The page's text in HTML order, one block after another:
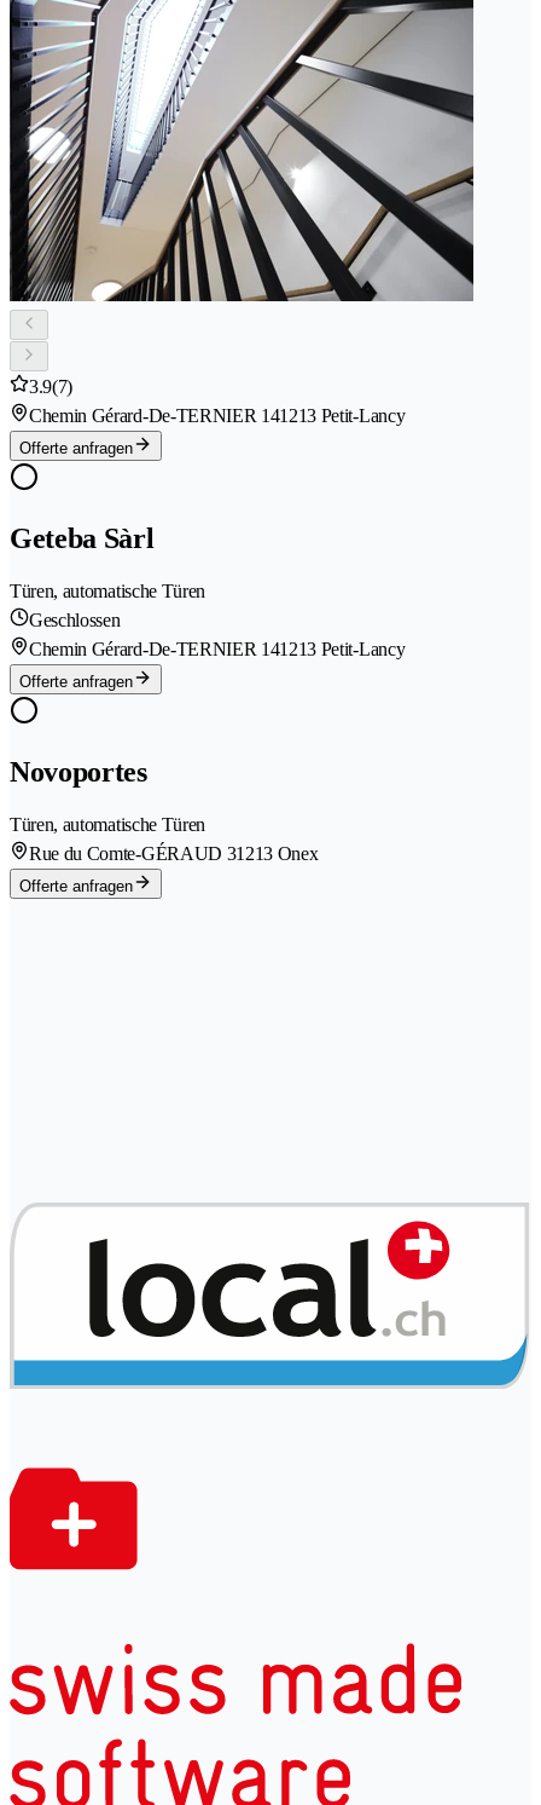
3.9(7)
Chemin Gérard-De-TERNIER 141213 Petit-Lancy
Offerte anfragen
Geteba Sàrl
Türen, automatische Türen
Geschlossen
Chemin Gérard-De-TERNIER 141213 Petit-Lancy
Offerte anfragen
Novoportes
Türen, automatische Türen
Rue du Comte-GÉRAUD 31213 Onex
Offerte anfragen